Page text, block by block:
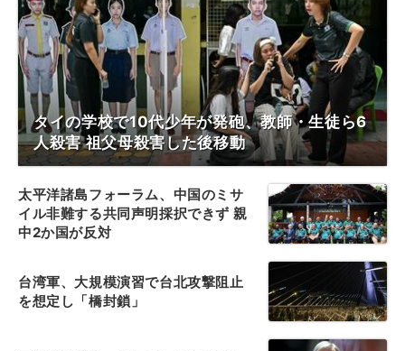
タイの学校で10代少年が発砲、教師・生徒ら6
人殺害 祖父母殺害した後移動
太平洋諸島フォーラム、中国のミサ
イル非難する共同声明採択できず 親
中2か国が反対
台湾軍、大規模演習で台北攻撃阻止
を想定し「橋封鎖」